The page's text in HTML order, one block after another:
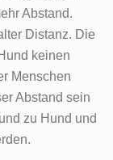
Abstand.
Distanz. Die
keinen
Menschen
Abstand sein
zu Hund und